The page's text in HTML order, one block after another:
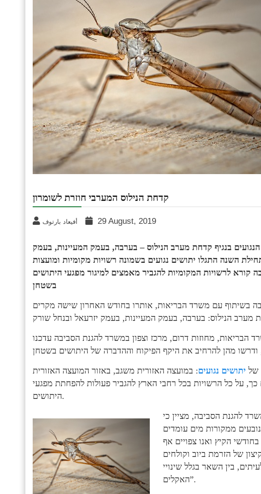
קדחת הנילוס המערבי חוזרת לשומרון
أفيعاد بارتوف 29 August, 2019
בנגיף קדחת מערב הנילוס – בערבה, בעמק המעיינות, בעמק
השנה התגלו יתושים נגועים בשמונה רשויות מקומיות ומועצות
קורא לרשויות המקומיות להגביר מאמצים למיגור מפגעי היתושים
בשטחן
בשיתוף עם משרד הבריאות, אותרו בחודש האחרון שישה מקרים
מחוזות דרום, מרכז וצפון במשרד להגנת הסביבה עדכנו
של יתושים נגועים: במועצה האזורית משגב, באזור המועצה האזורית
על כל הרשויות בכל רחבי הארץ להגביר פעולות להפחתת מפגעי
היתושים.
להגנת הסביבה, מציין כי
ממקורות מים עומדים
הקיץ ואנו צפויים אף
של הזרמת ביוב וקולחים
בין השאר בגלל שינויי
האקלים”.